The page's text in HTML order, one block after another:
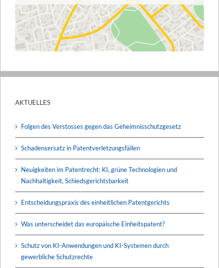
AKTUELLES
Folgen des Verstosses gegen das Geheimnisschutzgesetz
Schadensersatz in Patentverletzungsfällen
Neuigkeiten im Patentrecht: KI, grüne Technologien und
Nachhaltigkeit, Schiedsgerichtsbarkeit
Entscheidungspraxis des einheitlichen Patentgerichts
Was unterscheidet das europäische Einheitspatent?
Schutz von KI-Anwendungen und KI-Systemen durch
gewerbliche Schutzrechte